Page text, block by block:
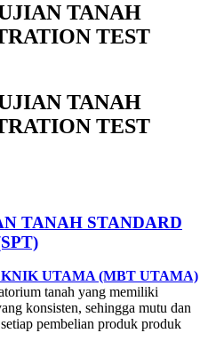
TANAH
TEST
TANAH
TEST
TANAH STANDARD
UTAMA (MBT UTAMA)
tanah yang memiliki
konsisten, sehingga mutu dan
pembelian produk produk